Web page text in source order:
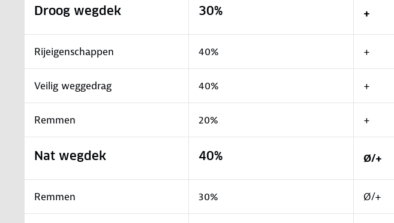
Droog wegdek 30% +
Rijeigenschappen 40% +
Veilig weggedrag 40% +
Remmen 20% +
Nat wegdek 40% Ø/+
Remmen 30% Ø/+